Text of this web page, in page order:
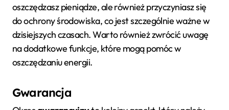
oszczędzasz pieniądze, ale również przyczyniasz się
do ochrony środowiska, co jest szczególnie ważne w
dzisiejszych czasach. Warto również zwrócić uwagę
na dodatkowe funkcje, które mogą pomóc w
oszczędzaniu energii.
Gwarancja